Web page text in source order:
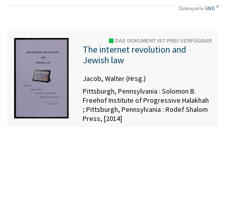
Datenquelle:GND
DAS DOKUMENT IST FREI VERFÜGBAR
The internet revolution and
Jewish law
Jacob, Walter (Hrsg.)
Pittsburgh, Pennsylvania : Solomon B.
Freehof Institute of Progressive Halakhah
; Pittsburgh, Pennsylvania : Rodef Shalom
Press, [2014]